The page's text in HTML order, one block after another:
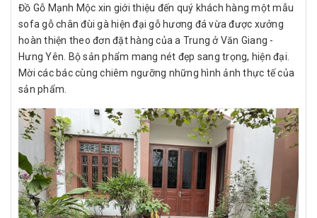
Đồ Gỗ Mạnh Mộc xin giới thiệu đến quý khách hàng một mẫu
sofa gỗ chân đùi gà hiện đại gỗ hương đá vừa được xưởng
hoàn thiện theo đơn đặt hàng của a Trung ở Văn Giang -
Hưng Yên. Bộ sản phẩm mang nét đẹp sang trọng, hiện đại.
Mời các bác cùng chiêm ngưỡng những hình ảnh thực tế của
sản phẩm.